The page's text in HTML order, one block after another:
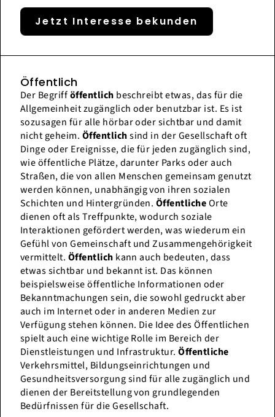
Jetzt Interesse bekunden
Öffentlich
Der Begrifföffentlich beschreibt etwas, das für die
Allgemeinheit zugänglich oder benutzbar ist. Es ist
sozusagen für alle hörbar oder sichtbar und damit
nicht geheim. Öffentlichsind in der Gesellschaft oft
Dinge oder Ereignisse, die für jeden zugänglich sind,
wie öffentliche Plätze, darunter Parks oder auch
Straßen, die von allen Menschen gemeinsam genutzt
werden können, unabhängig von ihren sozialen
Schichten und Hintergründen. ÖffentlicheOrte
dienen oft als Treffpunkte, wodurch soziale
Interaktionen gefördert werden, was wiederum ein
Gefühl von Gemeinschaft und Zusammengehörigkeit
vermittelt. Öffentlich kann auch bedeuten, dass
etwas sichtbar und bekannt ist. Das können
beispielsweise öffentliche Informationen oder
Bekanntmachungen sein, die sowohl gedruckt aber
auch im Internet oder in anderen Medien zur
Verfügung stehen können. Die Idee des Öffentlichen
spielt auch eine wichtige Rolle im Bereich der
Dienstleistungen und Infrastruktur.Öffentliche
Verkehrsmittel, Bildungseinrichtungen und
Gesundheitsversorgung sind für alle zugänglich und
dienen der Bereitstellung von grundlegenden
Bedürfnissen für die Gesellschaft.